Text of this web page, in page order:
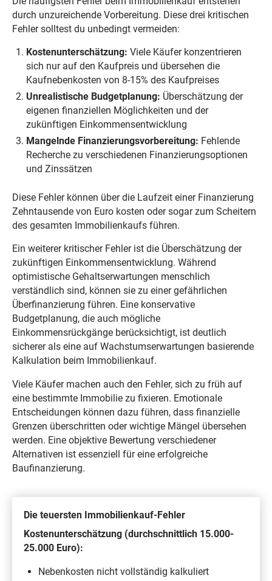
durch unzureichende Vorbereitung. Diese drei kritischen
Fehler solltest du unbedingt vermeiden:
Kostenunterschätzung: Viele Käufer konzentrieren
sich nur auf den Kaufpreis und übersehen die
Kaufnebenkosten von 8-15% des Kaufpreises
Unrealistische Budgetplanung: Überschätzung der
eigenen finanziellen Möglichkeiten und der
zukünftigen Einkommensentwicklung
Mangelnde Finanzierungsvorbereitung: Fehlende
Recherche zu verschiedenen Finanzierungsoptionen
und Zinssätzen
Diese Fehler können über die Laufzeit einer Finanzierung
Zehntausende von Euro kosten oder sogar zum Scheitern
des gesamten Immobilienkaufs führen.
Ein weiterer kritischer Fehler ist die Überschätzung der
zukünftigen Einkommensentwicklung. Während
optimistische Gehaltserwartungen menschlich
verständlich sind, können sie zu einer gefährlichen
Überfinanzierung führen. Eine konservative
Budgetplanung, die auch mögliche
Einkommensrückgänge berücksichtigt, ist deutlich
sicherer als eine auf Wachstumserwartungen basierende
Kalkulation beim Immobilienkauf.
Viele Käufer machen auch den Fehler, sich zu früh auf
eine bestimmte Immobilie zu fixieren. Emotionale
Entscheidungen können dazu führen, dass finanzielle
Grenzen überschritten oder wichtige Mängel übersehen
werden. Eine objektive Bewertung verschiedener
Alternativen ist essenziell für eine erfolgreiche
Baufinanzierung.
Die teuersten Immobilienkauf-Fehler
Kostenunterschätzung (durchschnittlich 15.000-
25.000 Euro):
Nebenkosten nicht vollständig kalkuliert